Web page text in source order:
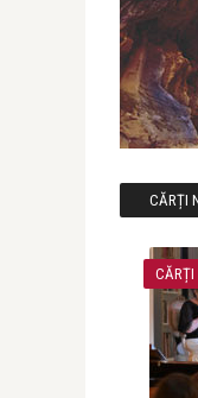
CĂRȚI
CĂRȚI